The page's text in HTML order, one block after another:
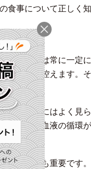
食事について正しく
液の濃度は常に一定
の排出を控えます。
です。
れ、妊婦にはよく見
や胎盤の血液の循環
。
理がとても重要です